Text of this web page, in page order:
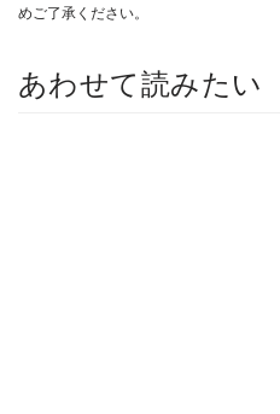
めご了承ください。
あわせて読みたい